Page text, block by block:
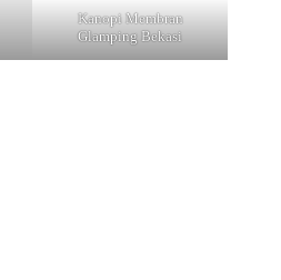
Kanopi Membran
Glamping Bekasi